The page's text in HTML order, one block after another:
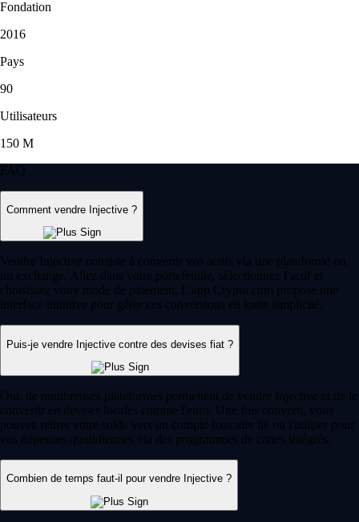
Fondation
2016
Pays
90
Utilisateurs
150 M
FAQ
Comment vendre Injective ?
Vendre Injective consiste à convertir vos actifs via une plateforme ou
un exchange. Allez dans votre portefeuille, sélectionnez l'actif et
choisissez votre mode de paiement. L'app Crypto.com propose une
interface intuitive pour gérer ces conversions en toute simplicité.
Puis-je vendre Injective contre des devises fiat ?
Oui, de nombreuses plateformes permettent de vendre Injective et de le
convertir en devises locales comme l'euro. Une fois converti, vous
pouvez retirer votre solde vers un compte bancaire lié ou l'utiliser pour
vos dépenses quotidiennes via des programmes de cartes intégrés.
Combien de temps faut-il pour vendre Injective ?